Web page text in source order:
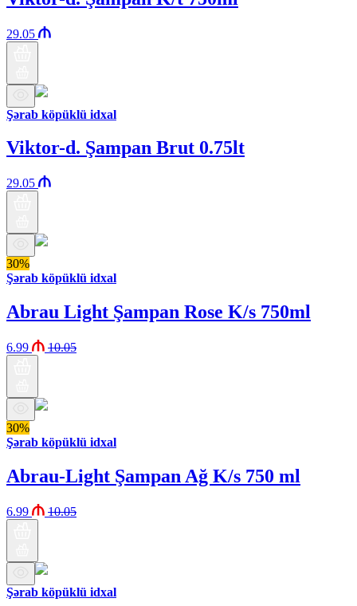
29.05
Şərab köpüklü idxal
Viktor-d. Şampan Brut 0.75lt
29.05
30%
Şərab köpüklü idxal
Abrau Light Şampan Rose K/s 750ml
6.99 10.05
30%
Şərab köpüklü idxal
Abrau-Light Şampan Ağ K/s 750 ml
6.99 10.05
Şərab köpüklü idxal